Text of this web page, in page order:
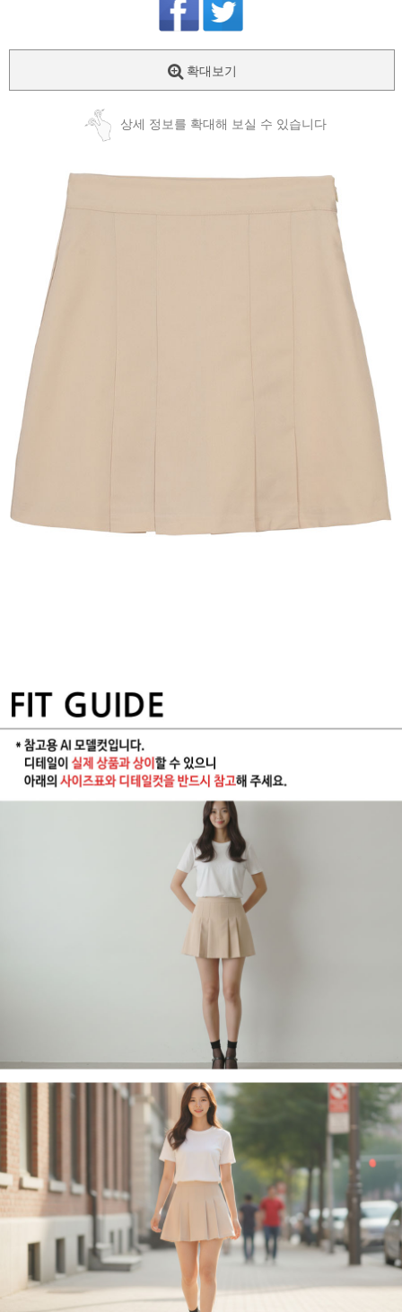
페이코 라이
확대보기
상세 정보를 확대해 보실 수 있습니다